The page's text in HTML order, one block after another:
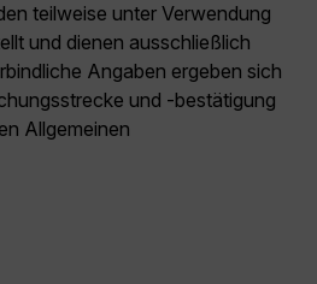
teilweise unter Verwendung
und dienen ausschließlich
Angaben ergeben sich
und -bestätigung
Allgemeinen